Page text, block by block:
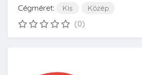
Cégméret:
Kis Közép
(0)